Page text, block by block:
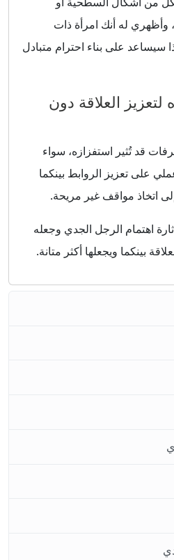
وأظهري له أنك امرأة ذات
على بناء احترام متبادل
لتعزيز العلاقة دون
قد تُثير استفزازه، سواء
على تعزيز الروابط بينكما
اتخاذ مواقف غير مريحة.
اهتمام الرجل الجدي وجعله
بينكما ويجعلها أكثر متانة.